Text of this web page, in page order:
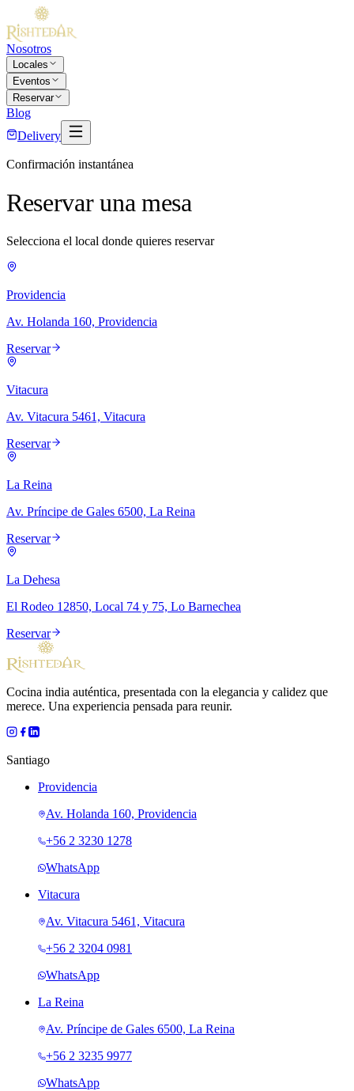
Nosotros
Locales
Eventos
Reservar
Blog
Delivery
Confirmación instantánea
Reservar una mesa
Selecciona el local donde quieres reservar
Providencia
Av. Holanda 160, Providencia
Reservar
Vitacura
Av. Vitacura 5461, Vitacura
Reservar
La Reina
Av. Príncipe de Gales 6500, La Reina
Reservar
La Dehesa
El Rodeo 12850, Local 74 y 75, Lo Barnechea
Reservar
Cocina india auténtica, presentada con la elegancia y calidez que
merece. Una experiencia pensada para reunir.
Santiago
Providencia
Av. Holanda 160, Providencia
+56 2 3230 1278
WhatsApp
Vitacura
Av. Vitacura 5461, Vitacura
+56 2 3204 0981
WhatsApp
La Reina
Av. Príncipe de Gales 6500, La Reina
+56 2 3235 9977
WhatsApp